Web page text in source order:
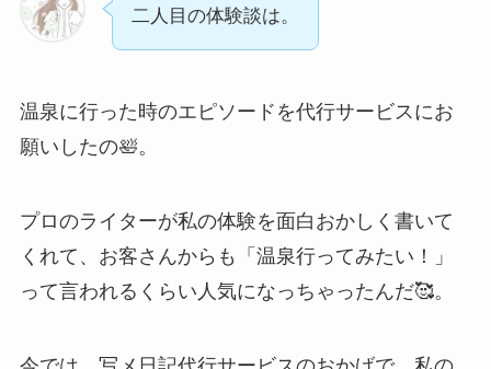
二人目の体験談は。
温泉に行った時のエピソードを代行サービスにお
願いしたの🛀。
プロのライターが私の体験を面白おかしく書いて
くれて、お客さんからも「温泉行ってみたい！」
って言われるくらい人気になっちゃったんだ🥰。